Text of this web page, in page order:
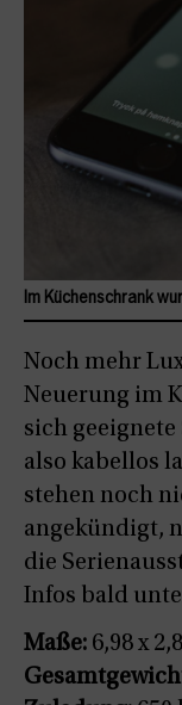
Noch mehr
Neuerung im
sich
also kabellos
stehen noch
angekündigt,
die
Infos bald
Maße: 6,98 x
Im Küchenschrank